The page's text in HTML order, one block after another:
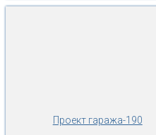
Проект гаража-190